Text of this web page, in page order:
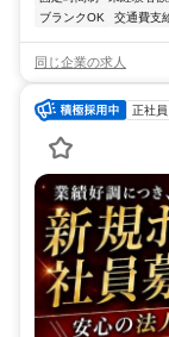
ブランクOK
交通費支
同じ企業の求人
正社員